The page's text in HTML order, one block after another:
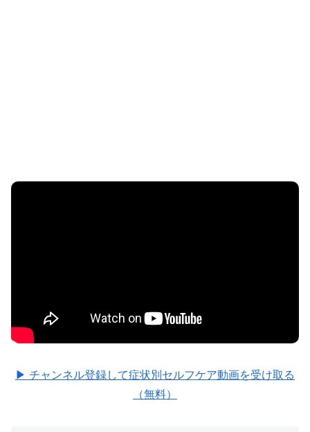
▶ チャンネル登録して症状別セルフケア動画を受け取る
（無料）